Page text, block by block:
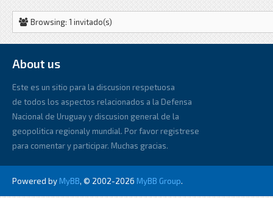
Browsing: 1 invitado(s)
About us
Este es un sitio para la discusion respetuosa
de todos los aspectos relacionados a la Defensa
Nacional de Uruguay y discusion general de la
geopolitica regionaly mundial. Por favor registrese
para comentar y participar. Muchas gracias.
Powered by MyBB, © 2002-2026 MyBB Group.